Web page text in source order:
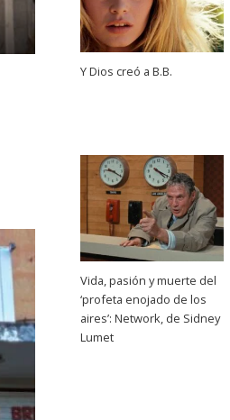
Y Dios creó a B.B.
Vida, pasión y muerte del
‘profeta enojado de los
aires’: Network, de Sidney
Lumet